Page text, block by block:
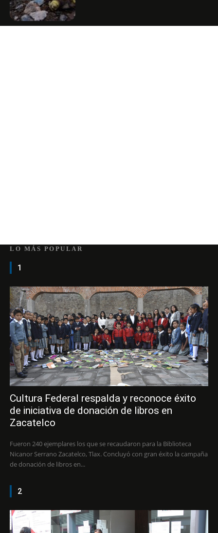
LO MÁS POPULAR
1
Cultura Federal respalda y reconoce éxito
de iniciativa de donación de libros en
Zacatelco
Fueron 240 ejemplares los que se recaudaron para la Biblioteca
Nicanor Serrano Zacatelco, Tlax. Concluyó con gran éxito la campaña
de donación de libros en...
2